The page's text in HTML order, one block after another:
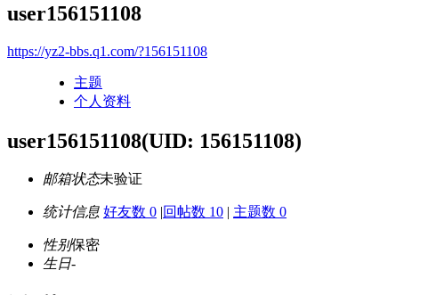
user156151108
https://yz2-bbs.q1.com/?156151108
主题
个人资料
user156151108(UID: 156151108)
邮箱状态未验证
统计信息 好友数 0 |回帖数 10 | 主题数 0
性别保密
生日-